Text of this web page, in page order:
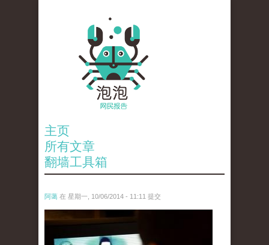
主页
所有文章
翻墙工具箱
阿蔼 在 星期一, 10/06/2014 - 11:11 提交
anp-25398470.jpg